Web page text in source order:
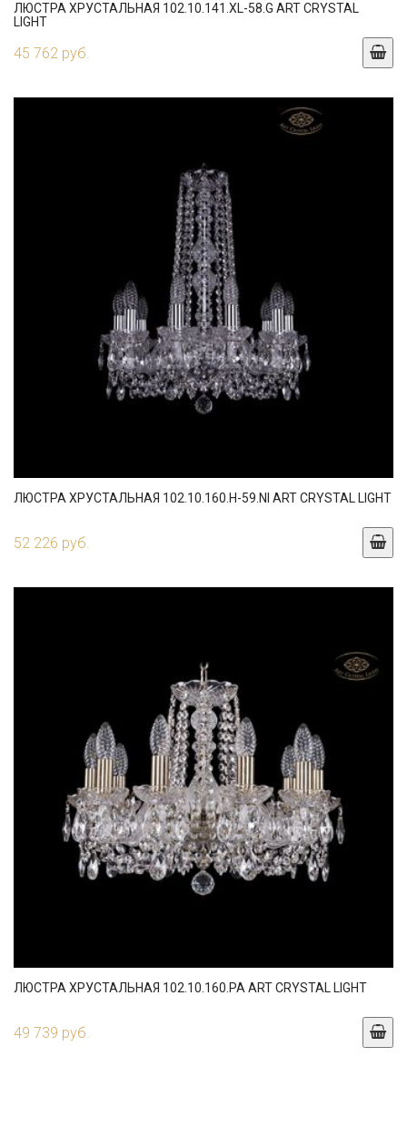
ЛЮСТРА ХРУСТАЛЬНАЯ 102.10.141.XL-58.G ART CRYSTAL
LIGHT
45 762 руб.
ЛЮСТРА ХРУСТАЛЬНАЯ 102.10.160.H-59.NI ART CRYSTAL LIGHT
52 226 руб.
ЛЮСТРА ХРУСТАЛЬНАЯ 102.10.160.PA ART CRYSTAL LIGHT
49 739 руб.